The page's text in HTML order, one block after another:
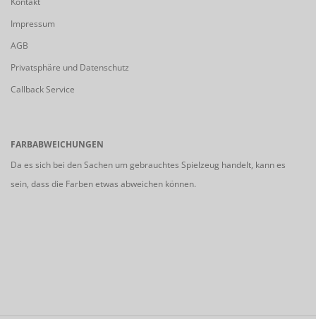
Impressum
AGB
Privatsphäre und Datenschutz
Callback Service
FARBABWEICHUNGEN
Da es sich bei den Sachen um gebrauchtes Spielzeug handelt, kann es
sein, dass die Farben etwas abweichen können.